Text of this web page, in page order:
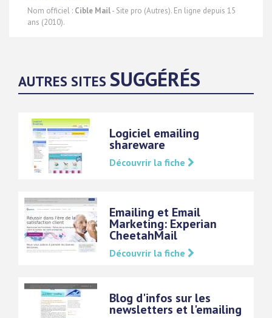
Nom officiel : Cible Mail- Site pro (Autres). En ligne depuis 15
ans (2010).
AUTRES SITES SUGGÉRÉS
Logiciel emailing
shareware
Découvrir la fiche
Emailing et Email
Marketing: Experian
CheetahMail
Découvrir la fiche
Blog d'infos sur les
newsletters et l'emailing